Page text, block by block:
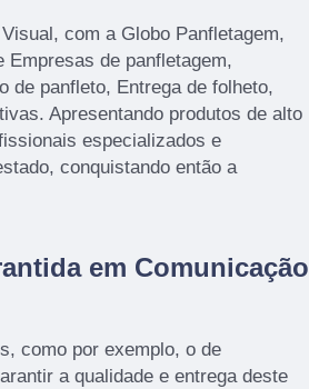
com a Globo Panfletagem,
de panfletagem,
de panfleto, Entrega de folheto,
Apresentando produtos de alto
especializados e
conquistando então a
em Comunicação
como por exemplo, o de
a qualidade e entrega deste